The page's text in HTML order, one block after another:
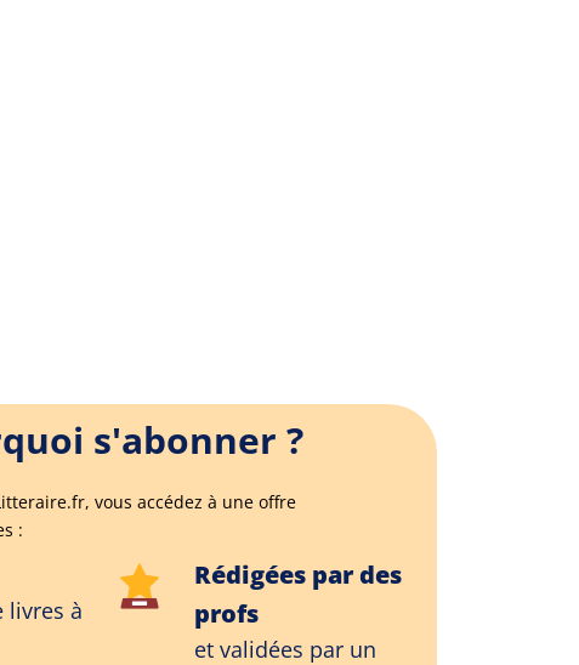
s'abonner ?
vous accédez à une offre
:
livres à
Rédigées par des
profs
et validées par un